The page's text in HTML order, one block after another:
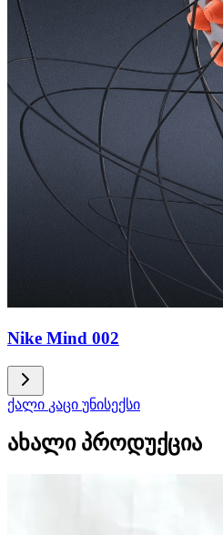
Nike Mind 002
ქალი კაცი უნისექსი
ახალი პროდუქცია